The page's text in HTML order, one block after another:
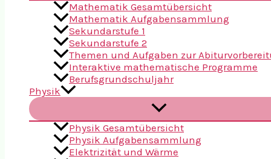
Mathematik Gesamtübersicht
Mathematik Aufgabensammlung
Sekundarstufe 1
Sekundarstufe 2
Themen und Aufgaben zur
Interaktive mathematische Programme
Berufsgrundschuljahr
Physik
Physik Gesamtübersicht
Physik Aufgabensammlung
Elektrizität und Wärme